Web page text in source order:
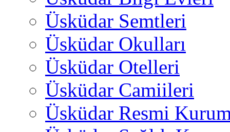
Üsküdar Semtleri
Üsküdar Okulları
Üsküdar Otelleri
Üsküdar Camiileri
Üsküdar Resmi